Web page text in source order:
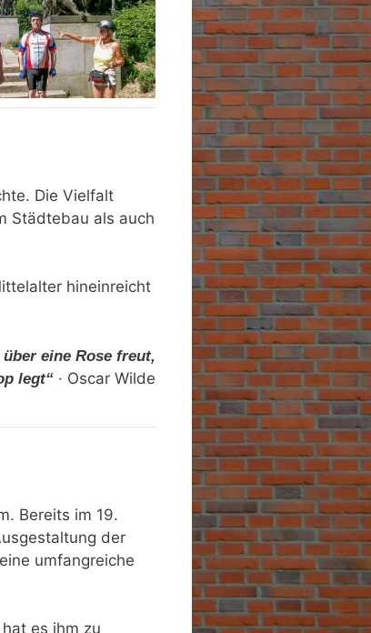
Die Vielfalt
Städtebau als auch
hineinreicht
eine Rose freut,
legt“ · Oscar Wilde
Bereits im 19.
der
umfangreiche
es ihm zu